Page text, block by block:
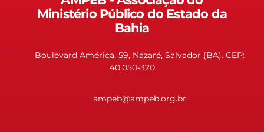
Ministério Público do Estado da
Bahia
Boulevard América, 59, Nazaré, Salvador (BA). CEP:
40.050-320
ampeb@ampeb.org.br